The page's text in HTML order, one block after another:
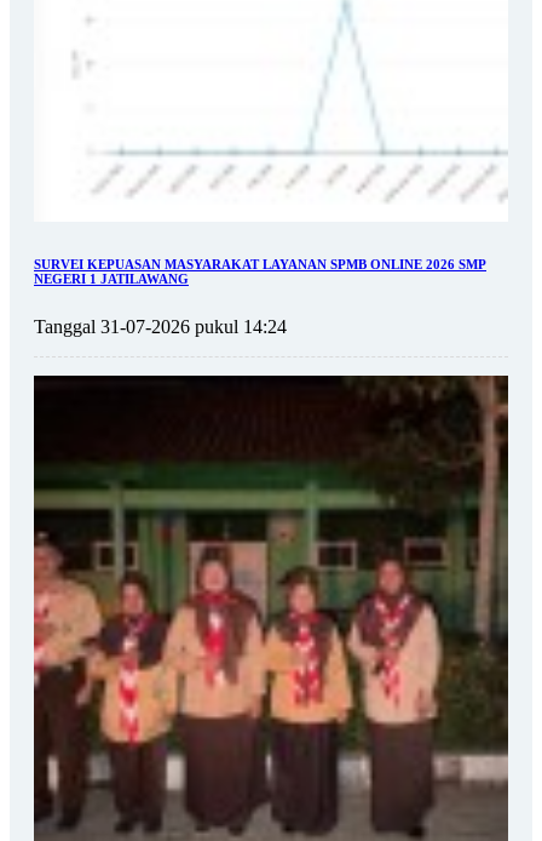
SURVEI KEPUASAN MASYARAKAT LAYANAN SPMB ONLINE 2026 SMP
NEGERI 1 JATILAWANG
Tanggal 31-07-2026 pukul 14:24